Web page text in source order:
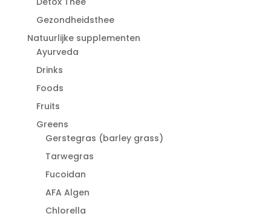
Gezondheidsthee
Natuurlijke supplementen
Ayurveda
Drinks
Foods
Fruits
Greens
Gerstegras (barley grass)
Tarwegras
Fucoidan
AFA Algen
Chlorella